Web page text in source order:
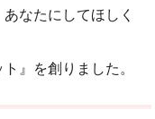
なたにしてほしく
』を創りました。